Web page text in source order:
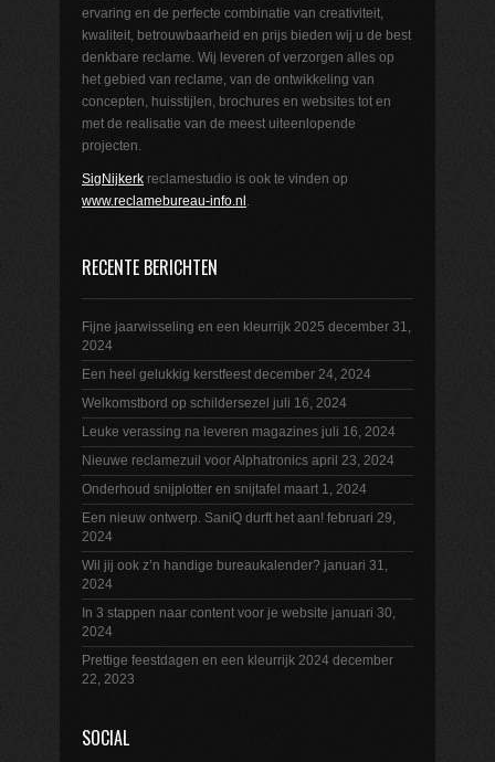
ervaring en de perfecte combinatie van creativiteit,
kwaliteit, betrouwbaarheid en prijs bieden wij u de best
denkbare reclame. Wij leveren of verzorgen alles op
het gebied van reclame, van de ontwikkeling van
concepten, huisstijlen, brochures en websites tot en
met de realisatie van de meest uiteenlopende
projecten.
SigNijkerk reclamestudio is ook te vinden op
www.reclamebureau-info.nl .
RECENTE BERICHTEN
Fijne jaarwisseling en een kleurrijk 2025 december 31,
2024
Een heel gelukkig kerstfeest december 24, 2024
Welkomstbord op schildersezel juli 16, 2024
Leuke verassing na leveren magazines juli 16, 2024
Nieuwe reclamezuil voor Alphatronics april 23, 2024
Onderhoud snijplotter en snijtafel maart 1, 2024
Een nieuw ontwerp. SaniQ durft het aan! februari 29,
2024
Wil jij ook z’n handige bureaukalender? januari 31,
2024
In 3 stappen naar content voor je website januari 30,
2024
Prettige feestdagen en een kleurrijk 2024 december
22, 2023
SOCIAL